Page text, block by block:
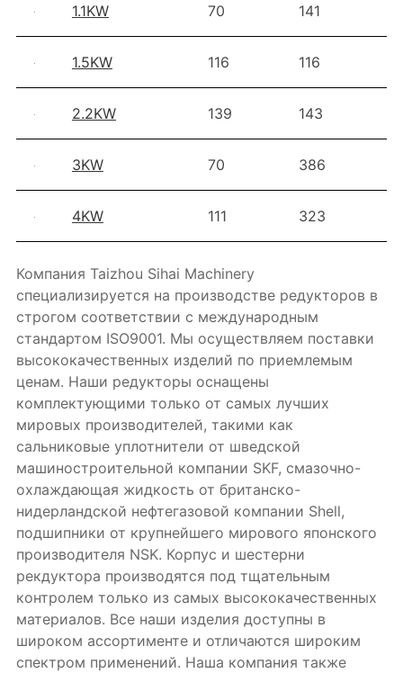
1.1KW 70 141
1.5KW 116 116
2.2KW 139 143
3KW 70 386
4KW 111 323
Компания Taizhou Sihai Machinery
специализируется на производстве редукторов в
строгом соответствии с международным
стандартом ISO9001. Мы осуществляем поставки
высококачественных изделий по приемлемым
ценам. Наши редукторы оснащены
комплектующими только от самых лучших
мировых производителей, такими как
сальниковые уплотнители от шведской
машиностроительной компании SKF, смазочно-
охлаждающая жидкость от британско-
нидерландской нефтегазовой компании Shell,
подшипники от крупнейшего мирового японского
производителя NSK. Корпус и шестерни
рекдуктора производятся под тщательным
контролем только из самых высококачественных
материалов. Все наши изделия доступны в
широком ассортименте и отличаются широким
спектром применений. Наша компания также